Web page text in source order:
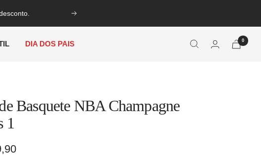
Próxima
DIA DOS PAIS 0
Basquete NBA Champagne
1